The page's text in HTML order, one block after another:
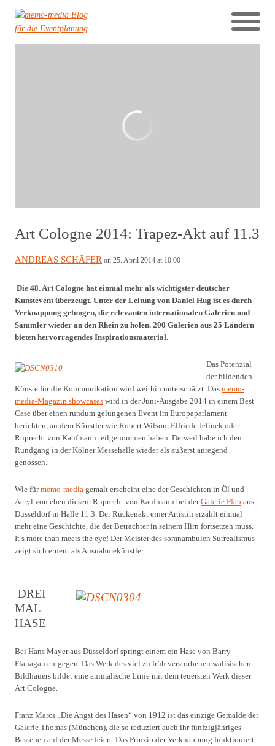
Art Cologne 2014: Trapez-Akt auf 11.3
ANDREAS SCHÄFER on 25. April 2014 at 10:00
Die 48. Art Cologne hat einmal mehr als wichtigster deutscher
Kunstevent überzeugt. Unter der Leitung von Daniel Hug ist es durch
Verknappung gelungen, die relevanten internationalen Galerien und
Sammler wieder an den Rhein zu holen. 200 Galerien aus 25 Ländern
bieten hervorragendes Inspirationsmaterial.
Das Potenzial
der bildenden
Künste für die Kommunikation wird weithin unterschätzt. Das memo-
media-Magazin showcases wird in der Juni-Ausgabe 2014 in einem Best
Case über einen rundum gelungenen Event im Europaparlament
berichten, an dem Künstler wie Robert Wilson, Elfriede Jelinek oder
Ruprecht von Kaufmann teilgenommen haben. Derweil habe ich den
Rundgang in der Kölner Messehalle wieder als äußerst anregend
genossen.
Wie fürmemo-media gemalt erscheint eine der Geschichten in Öl und
Acryl von eben diesem Ruprecht von Kaufmann bei derGalerie Pfab aus
Düsseldorf in Halle 11.3. Der Rückenakt einer Artistin erzählt einmal
mehr eine Geschichte, die der Betrachter in seinem Hirn fortsetzen muss.
It’s more than meets the eye! Der Meister des somnambulen Surrealismus
zeigt sich erneut als Ausnahmekünstler.
DREI
MAL
HASE
Bei Hans Mayer aus Düsseldorf springt einem ein Hase von Barry
Flanagan entgegen. Das Werk des viel zu früh verstorbenen walisischen
Bildhauers bildet eine animalische Linie mit dem teuersten Werk dieser
Art Cologne.
Franz Marcs „Die Angst des Hasen“ von 1912 ist das einzige Gemälde der
Galerie Thomas (München), die so reduziert auch ihr fünfzigjähriges
Bestehen auf der Messe feiert. Das Prinzip der Verknappung funktioniert.